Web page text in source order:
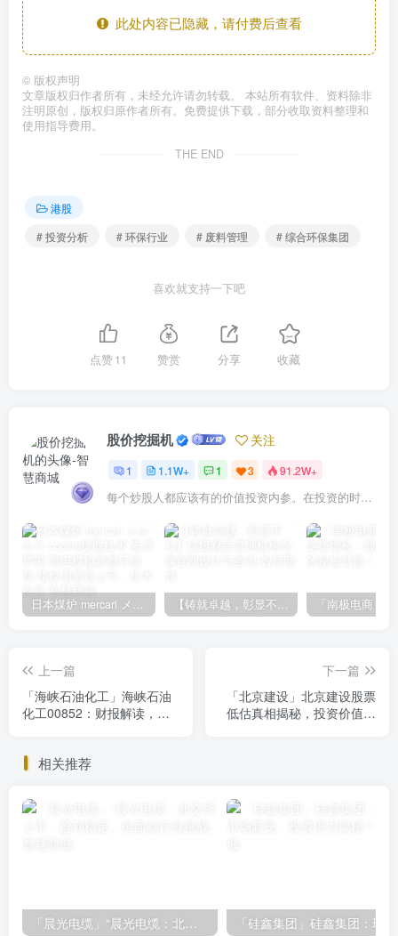
此处内容已隐藏，请付费后查看
© 版权声明
文章版权归作者所有，未经允许请勿转载。 本站所有软件、资料除非
注明原创，版权归原作者所有。免费提供下载，部分收取资料整理和
使用指导费用。
THE END
港股
# 投资分析
# 环保行业 # 废料管理 # 综合环保集团
喜欢就支持一下吧
点赞11 赞赏 分享 收藏
股价挖掘机 关注
1 1.1W+ 1 3 91.2W+
每个炒股人都应该有的价值投资内参。在投资的时候，我们把自己看成是企业分析师——而不是市场分析师，也不是宏观经济分析师，更不是证券分析师。
日本煤炉 mercari メルカリ cookie提取技术 安卓 苹果 雷电模拟器都可提取,指纹浏览器上号。技术支持 【铸就卓越，彰显不凡】顶级财富管理机构专属官网设计与咨询
上一篇
「海峡石油化工」海峡石油
化工00852：财报解读，亏
下一篇
「北京建设」北京建设股票
低估真相揭秘，投资价值等
相关推荐
「晨光电缆」“晨光电缆：北交所上市，盈利稳定，但面临行业挑战